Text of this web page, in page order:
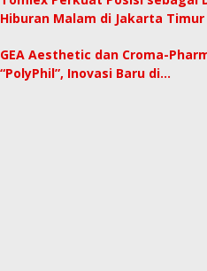
Hiburan Malam di Jakarta
GEA Aesthetic dan Croma-
“PolyPhil”, Inovasi Baru di…